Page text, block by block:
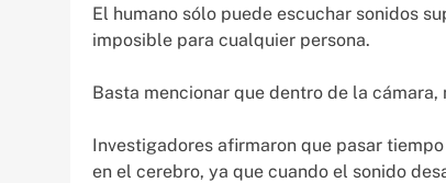
El humano sólo puede escuchar sonidos
imposible para cualquier persona.
Basta mencionar que dentro de la
Investigadores afirmaron que pasar
en el cerebro, ya que cuando el sonido